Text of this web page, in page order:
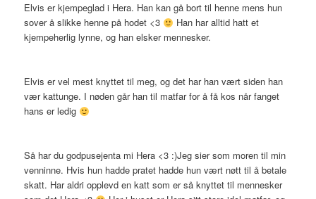
Elvis er kjempeglad i Hera. Han kan gå bort til henne mens hun
sover å slikke henne på hodet <3
Han har alltid hatt et
kjempeherlig lynne, og han elsker mennesker.
Elvis er vel mest knyttet til meg, og det har han vært siden han
vær kattunge. I nøden går han til matfar for å få kos når fanget
hans er ledig
Så har du godpusejenta mi Hera <3 :)Jeg sier som moren til min
venninne. Hvis hun hadde pratet hadde hun vært nøtt til å betale
skatt. Har aldri opplevd en katt som er så knyttet til mennesker